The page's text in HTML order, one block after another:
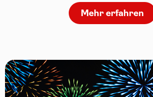
Mehr erfahren